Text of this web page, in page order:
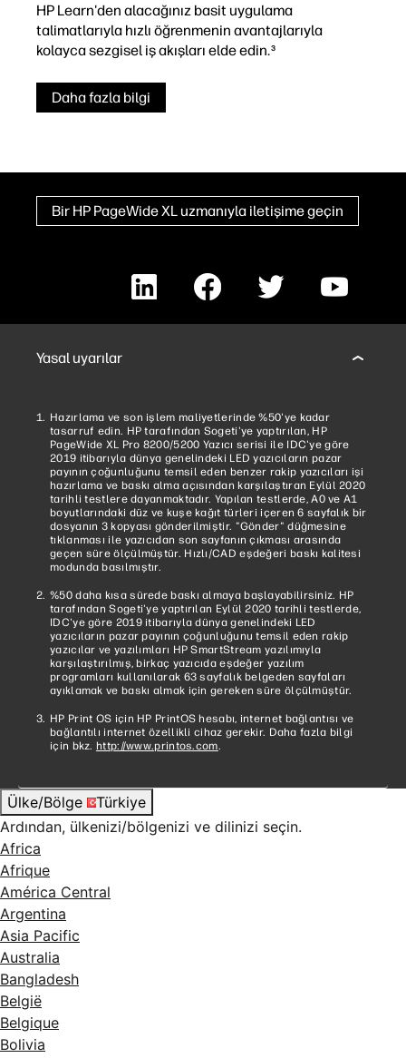
HP Learn'den alacağınız basit uygulama
talimatlarıyla hızlı öğrenmenin avantajlarıyla
kolayca sezgisel iş akışları elde edin.3
Daha fazla bilgi
Bir HP PageWide XL uzmanıyla iletişime geçin
LinkedIn Facebook Twitter YouTube
Yasal uyarılar
Hazırlama ve son işlem maliyetlerinde %50'ye kadar
tasarruf edin. HP tarafından Sogeti'ye yaptırılan, HP
PageWide XL Pro 8200/5200 Yazıcı serisi ile IDC'ye göre
2019 itibarıyla dünya genelindeki LED yazıcıların pazar
payının çoğunluğunu temsil eden benzer rakip yazıcıları işi
hazırlama ve baskı alma açısından karşılaştıran Eylül 2020
tarihli testlere dayanmaktadır. Yapılan testlerde, A0 ve A1
boyutlarındaki düz ve kuşe kağıt türleri içeren 6 sayfalık bir
dosyanın 3 kopyası gönderilmiştir. "Gönder" düğmesine
tıklanması ile yazıcıdan son sayfanın çıkması arasında
geçen süre ölçülmüştür. Hızlı/CAD eşdeğeri baskı kalitesi
modunda basılmıştır.
%50 daha kısa sürede baskı almaya başlayabilirsiniz. HP
tarafından Sogeti'ye yaptırılan Eylül 2020 tarihli testlerde,
IDC'ye göre 2019 itibarıyla dünya genelindeki LED
yazıcıların pazar payının çoğunluğunu temsil eden rakip
yazıcılar ve yazılımları HP SmartStream yazılımıyla
karşılaştırılmış, birkaç yazıcıda eşdeğer yazılım
programları kullanılarak 63 sayfalık belgeden sayfaları
ayıklamak ve baskı almak için gereken süre ölçülmüştür.
HP Print OS için HP PrintOS hesabı, internet bağlantısı ve
bağlantılı internet özellikli cihaz gerekir. Daha fazla bilgi
için bkz. http://www.printos.com.
Ülke/Bölge
Türkiye
Ardından, ülkenizi/bölgenizi ve dilinizi seçin.
Africa
Afrique
América Central
Argentina
Asia Pacific
Australia
Bangladesh
België
Belgique
Bolivia